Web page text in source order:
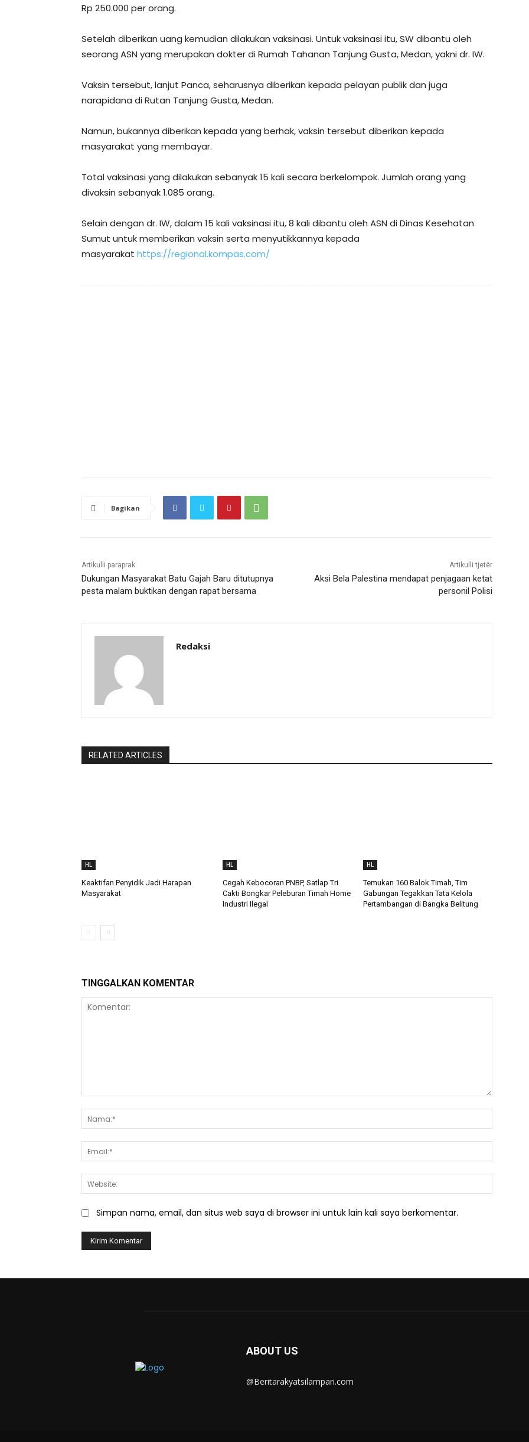
Rp 250.000 per orang.
Setelah diberikan uang kemudian dilakukan vaksinasi. Untuk vaksinasi itu, SW dibantu oleh
seorang ASN yang merupakan dokter di Rumah Tahanan Tanjung Gusta, Medan, yakni dr. IW.
Vaksin tersebut, lanjut Panca, seharusnya diberikan kepada pelayan publik dan juga
narapidana di Rutan Tanjung Gusta, Medan.
Namun, bukannya diberikan kepada yang berhak, vaksin tersebut diberikan kepada
masyarakat yang membayar.
Total vaksinasi yang dilakukan sebanyak 15 kali secara berkelompok. Jumlah orang yang
divaksin sebanyak 1.085 orang.
Selain dengan dr. IW, dalam 15 kali vaksinasi itu, 8 kali dibantu oleh ASN di Dinas Kesehatan
Sumut untuk memberikan vaksin serta menyutikkannya kepada
masyarakat https://regional.kompas.com/
Bagikan
Artikulli paraprak
Dukungan Masyarakat Batu Gajah Baru ditutupnya
pesta malam buktikan dengan rapat bersama
Artikulli tjetër
Aksi Bela Palestina mendapat penjagaan ketat
personil Polisi
Redaksi
RELATED ARTICLES
HL
Keaktifan Penyidik Jadi Harapan
Masyarakat
HL
Cegah Kebocoran PNBP, Satlap Tri
Cakti Bongkar Peleburan Timah Home
Industri Ilegal
HL
Temukan 160 Balok Timah, Tim
Gabungan Tegakkan Tata Kelola
Pertambangan di Bangka Belitung
TINGGALKAN KOMENTAR
Simpan nama, email, dan situs web saya di browser ini untuk lain kali saya berkomentar.
ABOUT US
@Beritarakyatsilampari.com